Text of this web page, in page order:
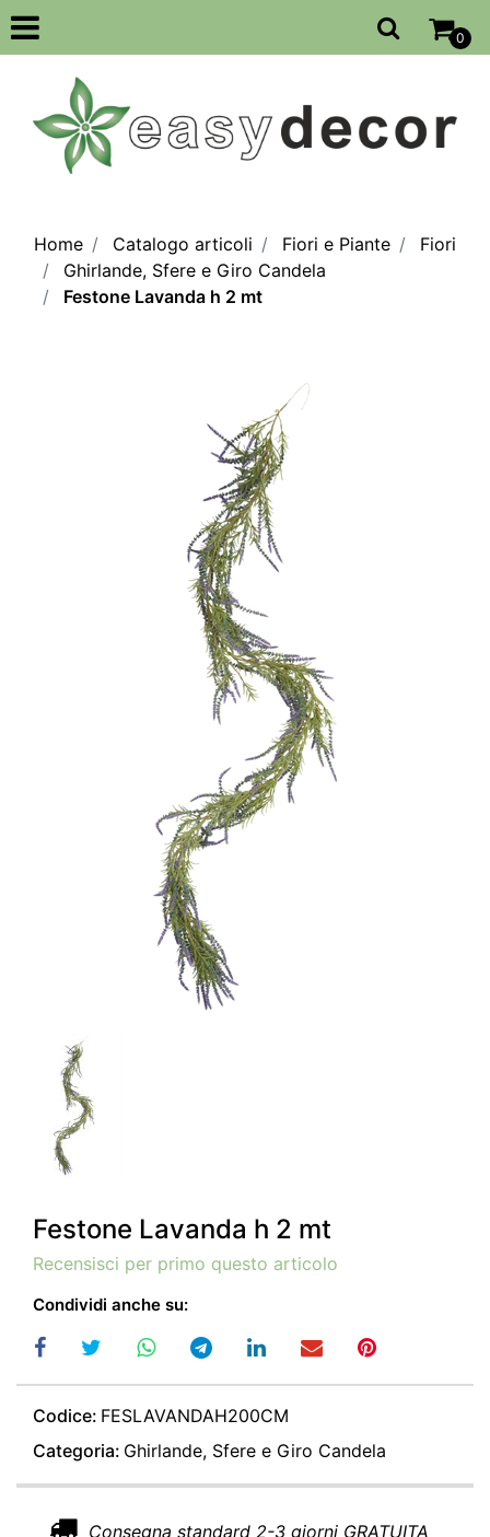
Open
0
Home Catalogo articoli Fiori e Piante
Fiori
Ghirlande, Sfere e Giro Candela
Festone Lavanda h 2 mt
Festone Lavanda h 2 mt
Recensisci per primo questo articolo
Condividi anche su:
Codice: FESLAVANDAH200CM
Categoria: Ghirlande, Sfere e Giro Candela
Consegna standard 2-3 giorni GRATUITA